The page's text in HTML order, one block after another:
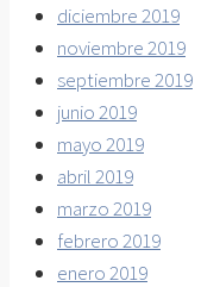
diciembre 2019
noviembre 2019
septiembre 2019
junio 2019
mayo 2019
abril 2019
marzo 2019
febrero 2019
enero 2019